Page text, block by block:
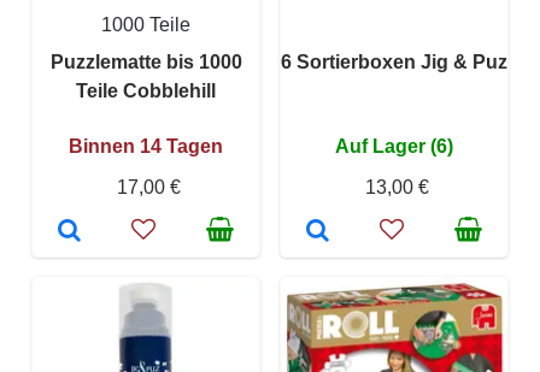
1000 Teile
Puzzlematte bis 1000
Teile Cobblehill
Binnen 14 Tagen
17,00 €
6 Sortierboxen Jig & Puz
Auf Lager (6)
13,00 €